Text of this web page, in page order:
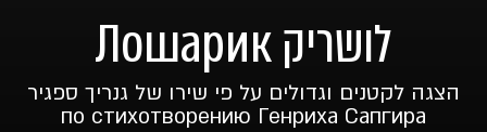
לושריק Лошарик
הצגה לקטנים וגדולים על פי שירו של גנריך ספגיר
по стихотворению Генриха Сапгира